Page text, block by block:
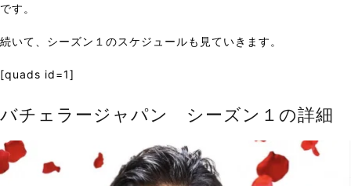
です。
続いて、シーズン１のスケジュールも見ていきます。
[quads id=1]
バチェラージャパン シーズン１の詳細